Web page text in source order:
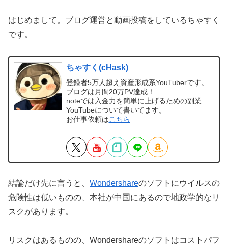
はじめまして。ブログ運営と動画投稿をしているちゃすく
です。
ちゃすく(cHask)
登録者5万人超え資産形成系YouTuberです。
ブログは月間20万PV達成！
noteでは入金力を簡単に上げるための副業
YouTubeについて書いてます。
お仕事依頼はこちら
結論だけ先に言うと、 Wondershareのソフトにウイルスの
危険性は低いものの、本社が中国にあるので地政学的なリ
スクがあります。
リスクはあるものの、Wondershareのソフトはコストパフ